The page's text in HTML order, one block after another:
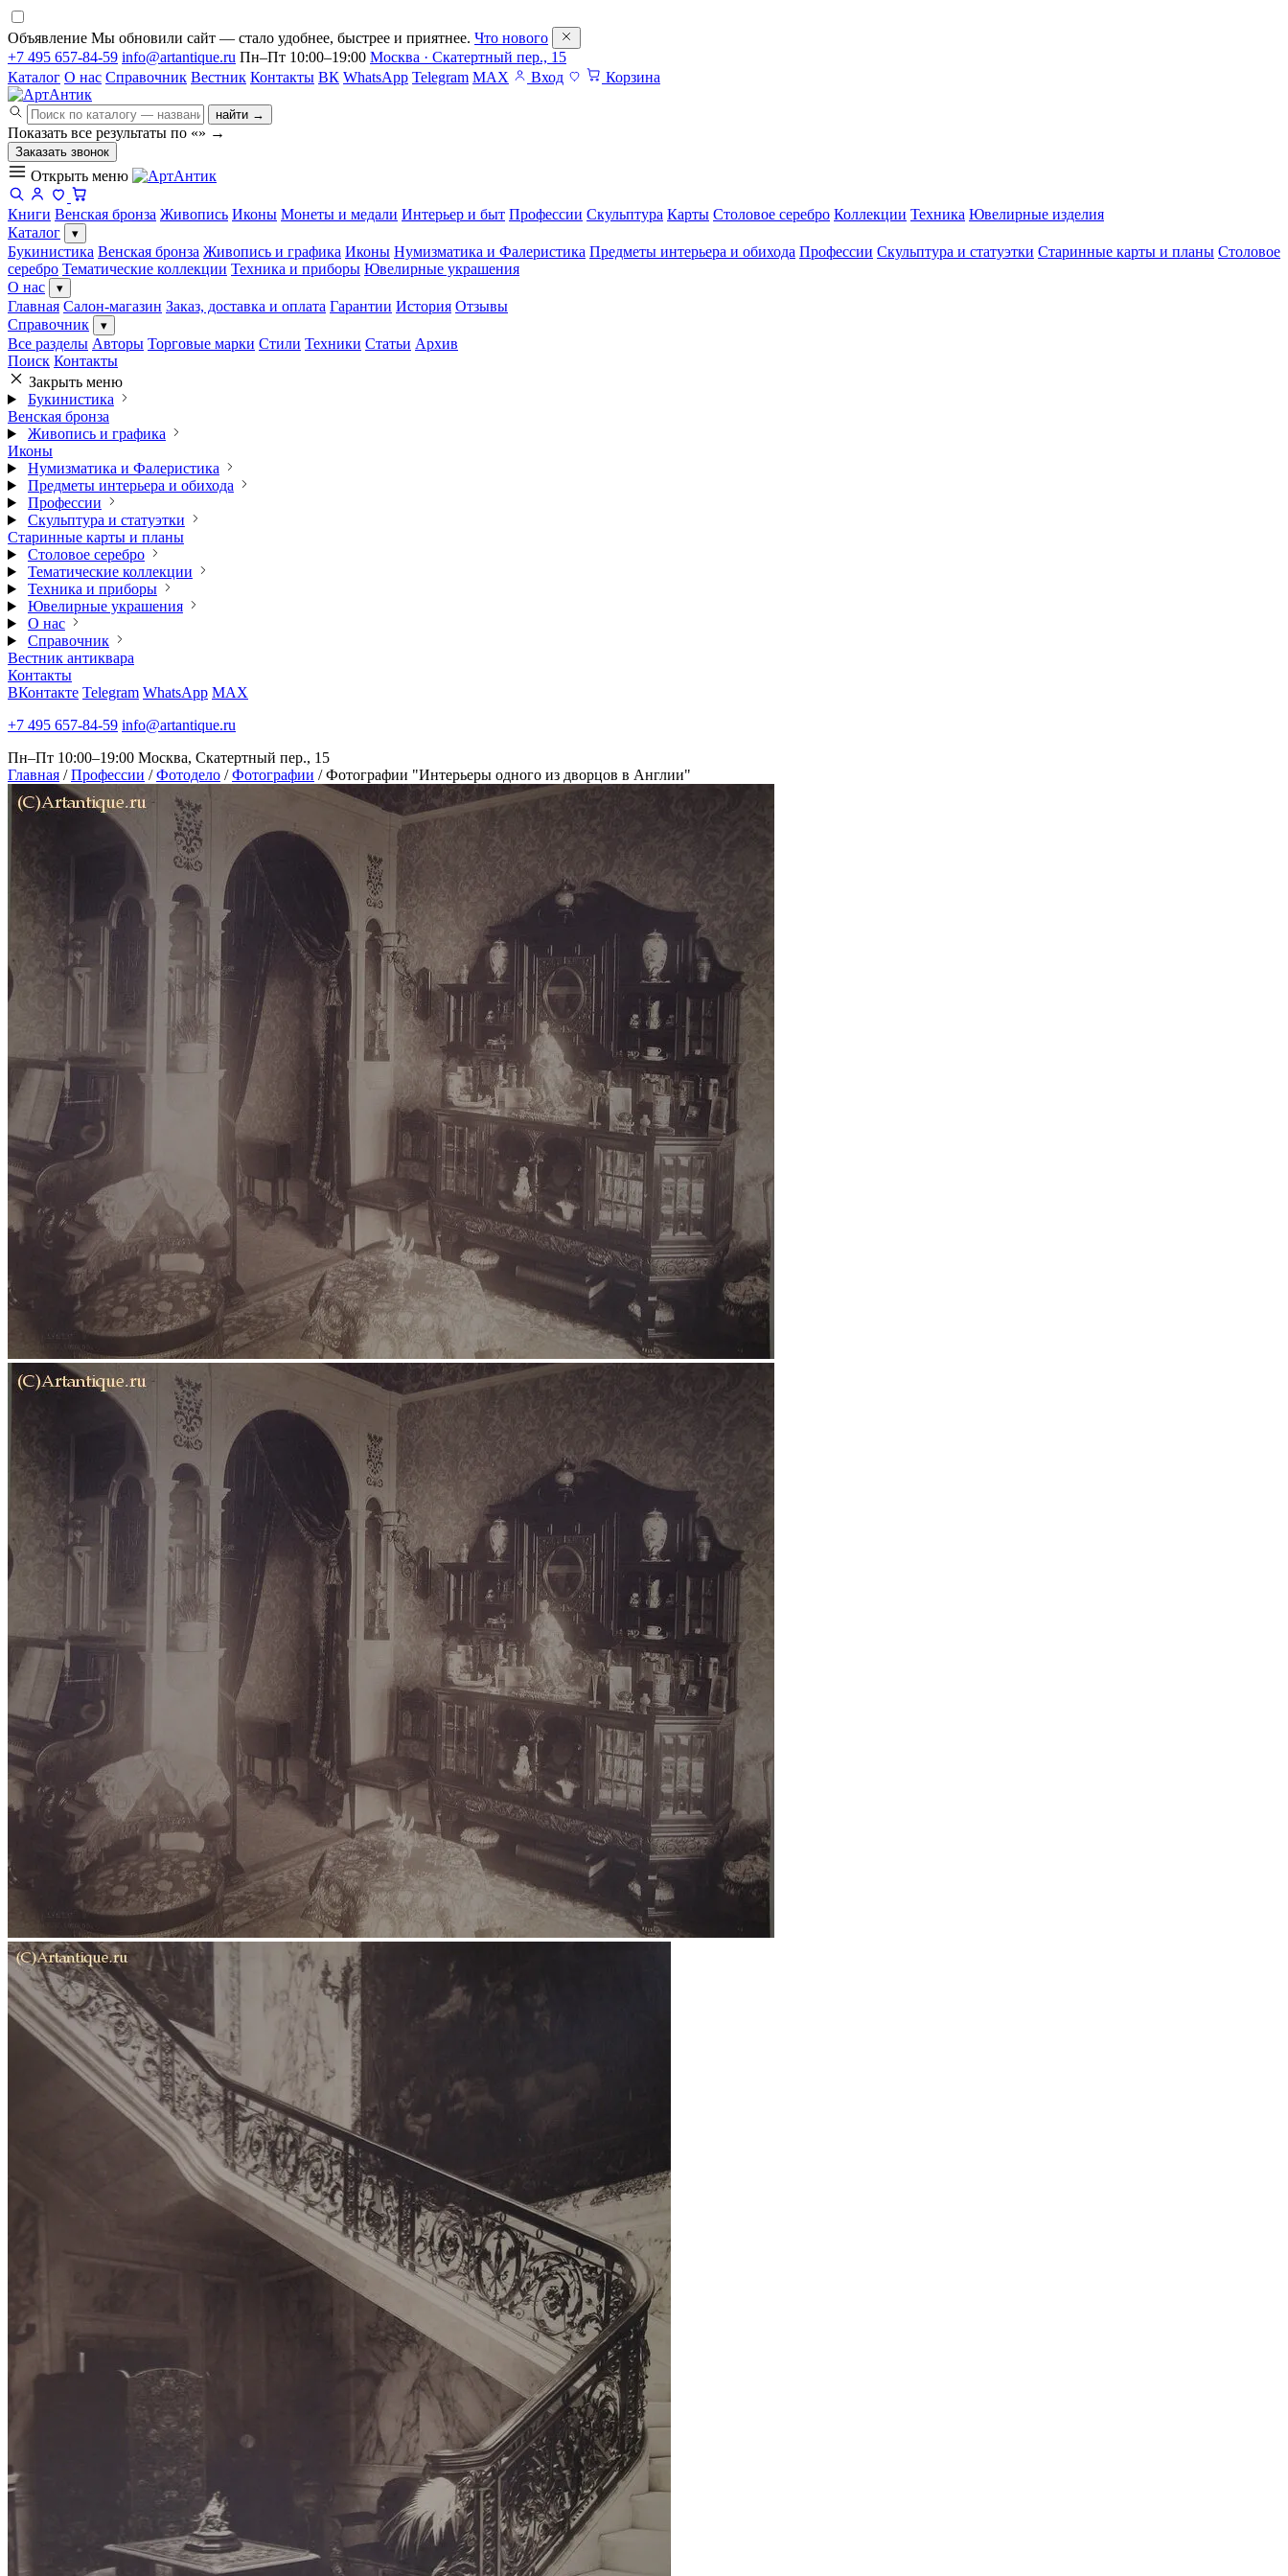
Объявление Мы обновили сайт — стало удобнее, быстрее и приятнее. Что нового
+7 495 657-84-59 info@artantique.ru Пн–Пт 10:00–19:00 Москва · Скатертный пер., 15
Каталог О нас Справочник Вестник Контакты ВК WhatsApp Telegram MAX Вход Корзина
найти →
Показать все результаты по «» →
Заказать звонок
Открыть меню
Книги Венская бронза Живопись Иконы Монеты и медали Интерьер и быт Профессии Скульптура Карты Столовое серебро Коллекции Техника Ювелирные изделия
Каталог
▾
Букинистика Венская бронза Живопись и графика Иконы Нумизматика и Фалеристика Предметы интерьера и обихода Профессии Скульптура и статуэтки Старинные карты и планы Столовое
серебро Тематические коллекции Техника и приборы Ювелирные украшения
О нас
▾
Главная Салон-магазин Заказ, доставка и оплата Гарантии История Отзывы
Справочник
▾
Все разделы Авторы Торговые марки Стили Техники Статьи Архив
Поиск Контакты
Закрыть меню
Букинистика
Венская бронза
Живопись и графика
Иконы
Нумизматика и Фалеристика
Предметы интерьера и обихода
Профессии
Скульптура и статуэтки
Старинные карты и планы
Столовое серебро
Тематические коллекции
Техника и приборы
Ювелирные украшения
О нас
Справочник
Вестник антиквара
Контакты
ВКонтакте Telegram WhatsApp MAX
+7 495 657-84-59 info@artantique.ru
Пн–Пт 10:00–19:00 Москва, Скатертный пер., 15
Главная / Профессии / Фотодело / Фотографии / Фотографии "Интерьеры одного из дворцов в Англии"